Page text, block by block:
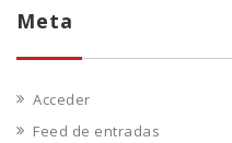
Meta
Acceder
Feed de entradas